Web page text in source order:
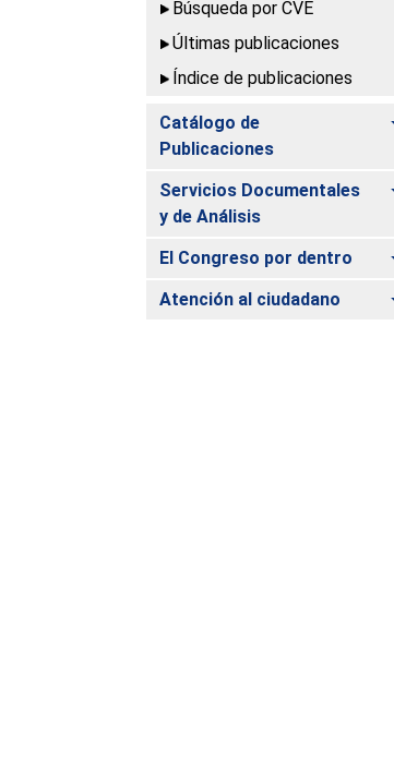
Búsqueda por CVE
Últimas publicaciones
Índice de publicaciones
Catálogo de
Publicaciones
Servicios Documentales
y de Análisis
El Congreso por dentro
Atención al ciudadano